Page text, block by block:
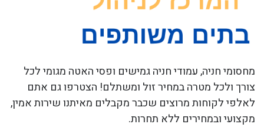
מחסומי חניה, עמודי חניה גמישים ופסי האטה מגומי לכל
צורך ולכל מטרה במחיר זול ומשתלם! הצטרפו גם אתם
לאלפי לקוחות מרוצים שכבר מקבלים מאיתנו שירות אמין,
מקצועי ובמחירים ללא תחרות.